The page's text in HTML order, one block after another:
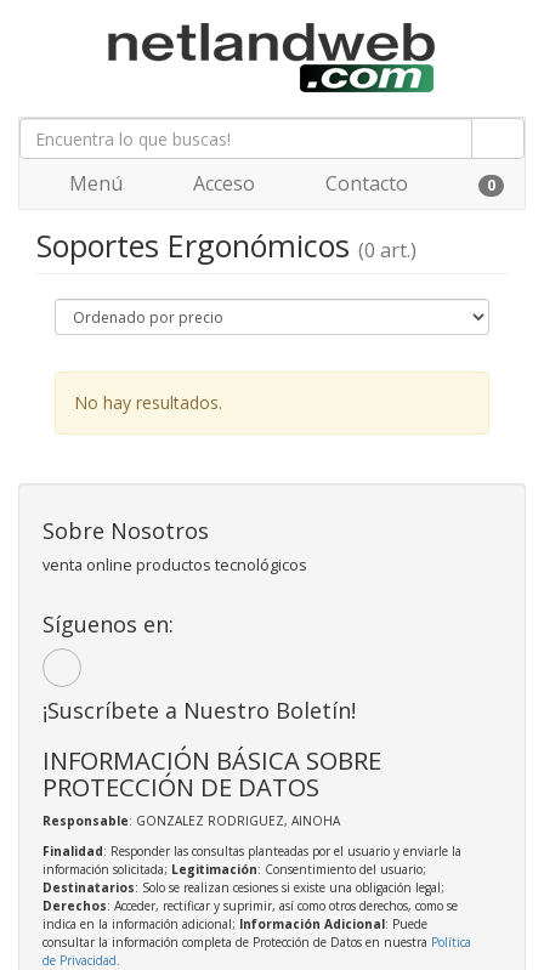
Menú Acceso Contacto 0
Soportes Ergonómicos (0 art.)
No hay resultados.
Sobre Nosotros
venta online productos tecnológicos
Síguenos en:
¡Suscríbete a Nuestro Boletín!
INFORMACIÓN BÁSICA SOBRE
PROTECCIÓN DE DATOS
Responsable: GONZALEZ RODRIGUEZ, AINOHA
Finalidad: Responder las consultas planteadas por el usuario y enviarle la
información solicitada; Legitimación: Consentimiento del usuario;
Destinatarios: Solo se realizan cesiones si existe una obligación legal;
Derechos: Acceder, rectificar y suprimir, así como otros derechos, como se
indica en la información adicional; Información Adicional: Puede
consultar la información completa de Protección de Datos en nuestra Política
de Privacidad.